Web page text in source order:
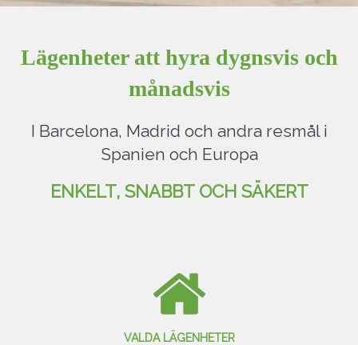
Lägenheter att hyra dygnsvis och
månadsvis
I Barcelona, Madrid och andra resmål i
Spanien och Europa
ENKELT, SNABBT OCH SÄKERT
VALDA LÄGENHETER